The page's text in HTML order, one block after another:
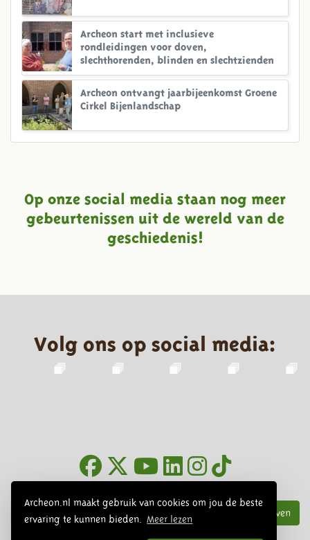
Archeon.nl maakt gebruik van cookies om jou de beste
ervaring te kunnen bieden.
Meer lezen
Archeon start met inclusieve
rondleidingen voor doven,
slechthorenden, blinden en slechtzienden
Archeon ontvangt jaarbijeenkomst Groene
Cirkel Bijenlandschap
Op onze social media staan nog meer
gebeurtenissen uit de wereld van de
geschiedenis!
Volg ons op social media:
Inschrijven